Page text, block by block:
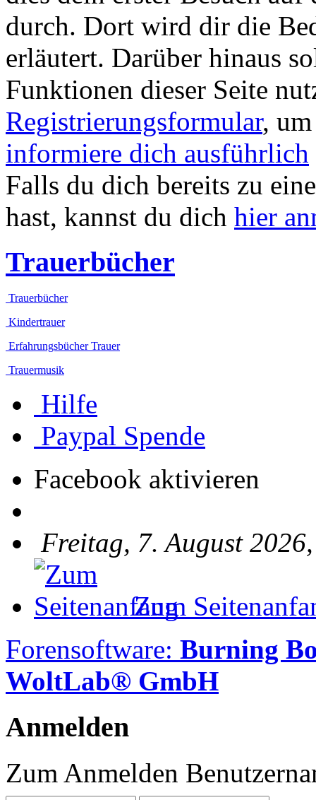
durch. Dort wird dir die
erläutert. Darüber hinaus
Funktionen dieser Seite
Registrierungsformular,
informiere dich ausführlich
Falls du dich bereits zu
hast, kannst du dich hier
Trauerbücher
Trauerbücher
Kindertrauer
Erfahrungsbücher Trauer
Trauermusik
Hilfe
Paypal Spende
Facebook aktivieren
Freitag, 7. August
Zum
Forensoftware: Burning
WoltLab® GmbH
Anmelden
Zum Anmelden